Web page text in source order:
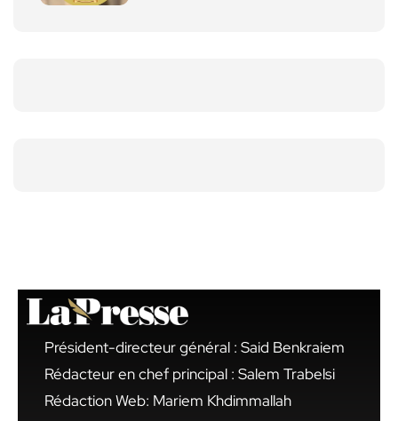
Président-directeur général : Said Benkraiem
Rédacteur en chef principal : Salem Trabelsi
Rédaction Web: Mariem Khdimmallah